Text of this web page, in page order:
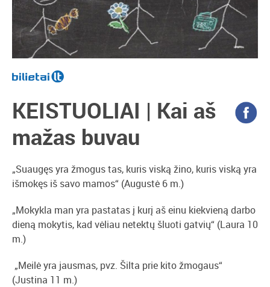
KEISTUOLIAI | Kai aš
mažas buvau
„Suaugęs yra žmogus tas, kuris viską žino, kuris viską yra
išmokęs iš savo mamos“ (Augustė 6 m.)
„Mokykla man yra pastatas į kurį aš einu kiekvieną darbo
dieną mokytis, kad vėliau netektų šluoti gatvių“ (Laura 10
m.)
„Meilė yra jausmas, pvz. Šilta prie kito žmogaus“
(Justina 11 m.)